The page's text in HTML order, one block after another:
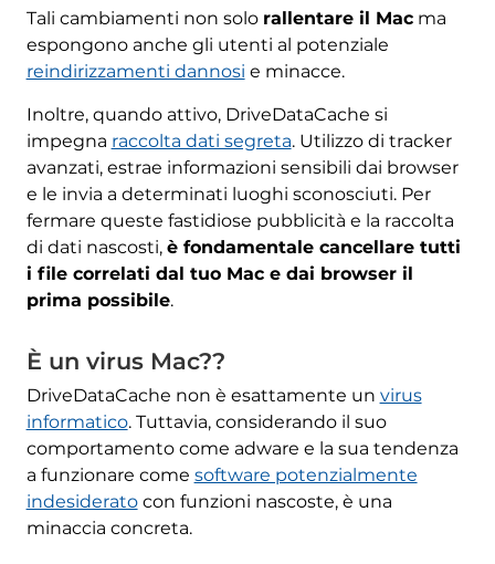
Tali cambiamenti non solo rallentare il Macma
espongono anche gli utenti al potenziale
reindirizzamenti dannosi e minacce.
Inoltre, quando attivo, DriveDataCache si
impegna raccolta dati segreta. Utilizzo di tracker
avanzati, estrae informazioni sensibili dai browser
e le invia a determinati luoghi sconosciuti. Per
fermare queste fastidiose pubblicità e la raccolta
di dati nascosti, è fondamentale cancellare tutti
i file correlati dal tuo Mac e dai browser il
prima possibile.
È un virus Mac??
DriveDataCache non è esattamente un virus
informatico. Tuttavia, considerando il suo
comportamento come adware e la sua tendenza
a funzionare come software potenzialmente
indesideratocon funzioni nascoste, è una
minaccia concreta.